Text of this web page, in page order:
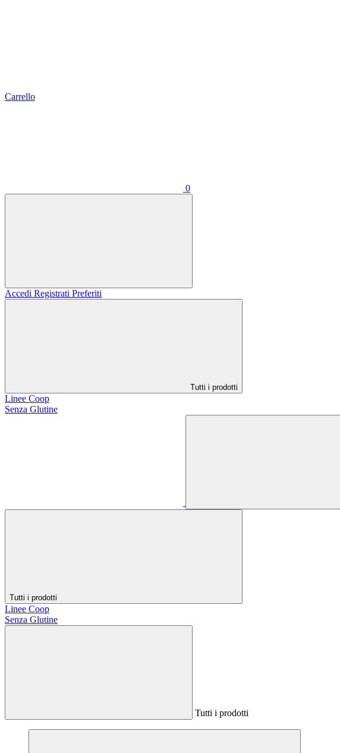
Carrello
0
Accedi Registrati Preferiti
Tutti i prodotti
Linee Coop
Senza Glutine
Tutti i prodotti
Linee Coop
Senza Glutine
Tutti i prodotti